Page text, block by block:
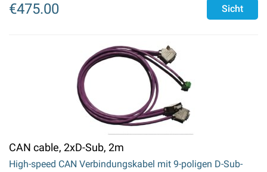
€475.00 Sicht
CAN cable, 2xD-Sub, 2m
High-speed CAN Verbindungskabel mit 9-poligen D-Sub-